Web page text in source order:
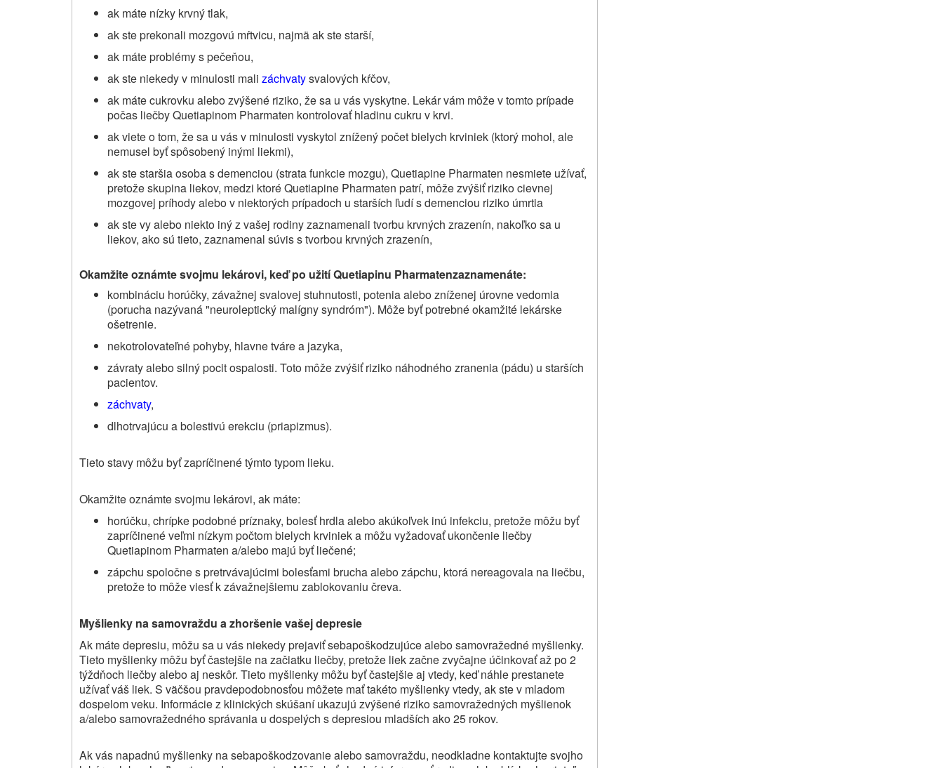
ak máte nízky krvný tlak,
ak ste prekonali mozgovú mŕtvicu, najmä ak ste starší,
ak máte problémy s pečeňou,
ak ste niekedy v minulosti mali záchvatysvalových kŕčov,
ak máte cukrovku alebo zvýšené riziko, že sa u vás vyskytne. Lekár vám môže v tomto prípade
počas liečbyQuetiapinom Pharmaten kontrolovať hladinu cukru v krvi.
ak viete o tom, že sa u vás v minulosti vyskytol znížený počet bielych krviniek (ktorý mohol, ale
nemusel byť spôsobený inými liekmi),
ak ste staršia osoba s demenciou (strata funkcie mozgu), Quetiapine Pharmaten nesmiete užívať,
pretože skupina liekov, medzi ktoréQuetiapine Pharmaten patrí, môže zvýšiť riziko cievnej
mozgovej príhody alebo v niektorých prípadoch u starších ľudí s demenciou riziko úmrtia
ak ste vy alebo niekto iný z vašej rodiny zaznamenali tvorbu krvných zrazenín, nakoľko sa u
liekov, ako sú tieto, zaznamenal súvis s tvorbou krvných zrazenín,
Okamžite oznámte svojmu lekárovi, keď po užitíQuetiapinu Pharmatenzaznamenáte:
kombináciu horúčky, závažnej svalovej stuhnutosti, potenia alebo zníženej úrovne vedomia
(porucha nazývaná "neuroleptický malígny syndróm"). Môže byť potrebné okamžité lekárske
ošetrenie.
nekotrolovateľné pohyby, hlavne tváre a jazyka,
závraty alebo silný pocit ospalosti. Toto môže zvýšiť riziko náhodného zranenia (pádu) u starších
pacientov.
záchvaty,
dlhotrvajúcu a bolestivú erekciu (priapizmus).
Tieto stavy môžu byť zapríčinené týmto typom lieku.
Okamžite oznámte svojmu lekárovi, ak máte:
horúčku, chrípke podobné príznaky, bolesť hrdla alebo akúkoľvek inú infekciu, pretože môžu byť
zapríčinené veľmi nízkym počtom bielych krviniek a môžu vyžadovať ukončenie liečby
Quetiapinom Pharmaten a/alebo majú byť liečené;
zápchu spoločne s pretrvávajúcimi bolesťami brucha alebo zápchu, ktorá nereagovala na liečbu,
pretože to môže viesť k závažnejšiemu zablokovaniu čreva.
Myšlienky na samovraždu a zhoršenie vašej depresie
Ak máte depresiu, môžu sa u vás niekedy prejaviť sebapoškodzujúce alebo samovražedné myšlienky.
Tieto myšlienky môžu byť častejšie na začiatku liečby, pretože liek začne zvyčajne účinkovať až po 2
týždňoch liečby alebo aj neskôr. Tieto myšlienky môžu byť častejšie aj vtedy, keď náhle prestanete
užívať váš liek. S väčšou pravdepodobnosťou môžete mať takéto myšlienky vtedy, ak ste v mladom
dospelom veku. Informácie z klinických skúšaní ukazujú zvýšené riziko samovražedných myšlienok
a/alebo samovražedného správania u dospelých s depresiou mladších ako 25 rokov.
Ak vás napadnú myšlienky na sebapoškodzovanie alebo samovraždu, neodkladne kontaktujte svojho